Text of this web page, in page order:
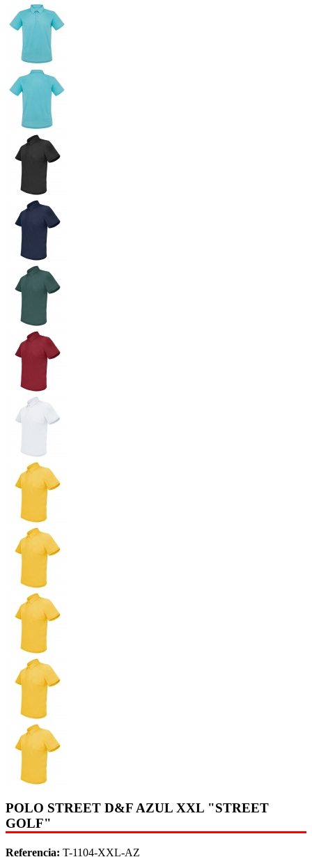
POLO STREET D&F AZUL XXL "STREET
GOLF"
Referencia: T-1104-XXL-AZ